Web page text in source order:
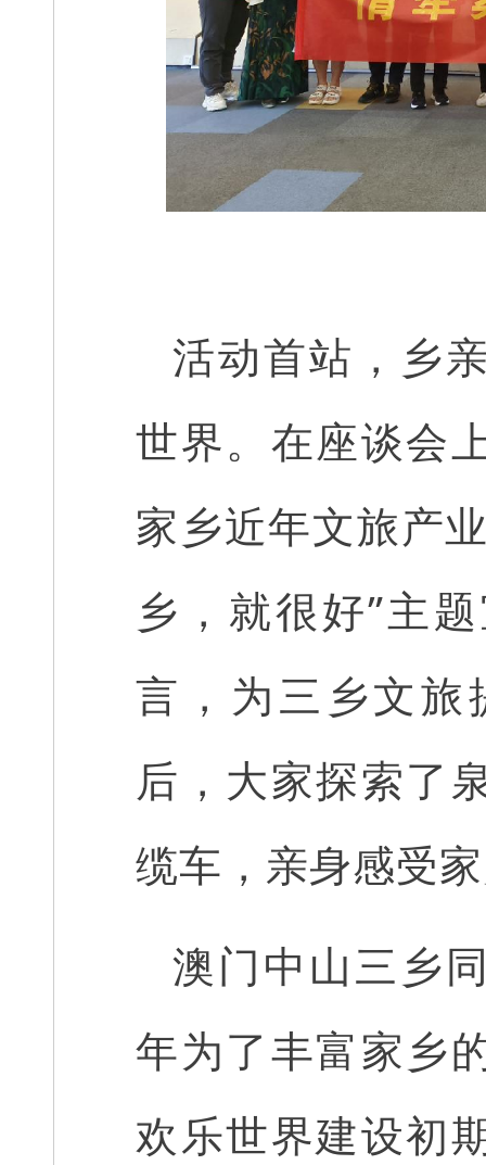
活动首站，乡
世界。在座谈会
家乡近年文旅产
乡，就很好”主
言，为三乡文
后，大家探索了
缆车，亲身感受
澳门中山三乡
年为了丰富家乡
欢乐世界建设初